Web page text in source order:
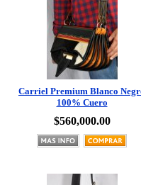
Carriel Premium Blanco Negro
100% Cuero
$560,000.00